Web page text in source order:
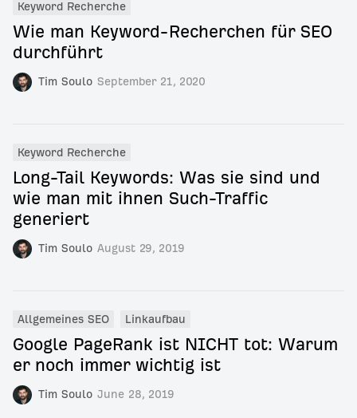
Tim Soulo September 21, 2020
Keyword Recherche
Wie man Keyword-Recherchen für SEO
durchführt
Tim Soulo August 29, 2019
Keyword Recherche
Long-Tail Keywords: Was sie sind und
wie man mit ihnen Such-Traffic
generiert
Tim Soulo June 28, 2019
Allgemeines SEO Linkaufbau
Google PageRank ist NICHT tot: Warum
er noch immer wichtig ist